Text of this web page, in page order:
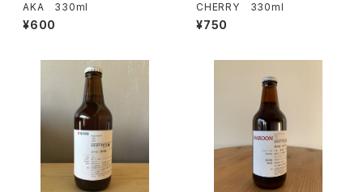
AKA 330ml
¥600
CHERRY 330ml
¥750